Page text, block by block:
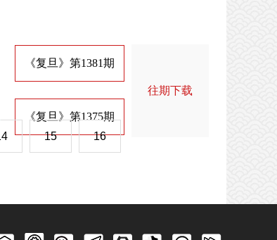
《复旦》第1381期
《复旦》第1375期
15 16
往期下载